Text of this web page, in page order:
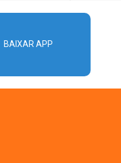
BAIXAR APP